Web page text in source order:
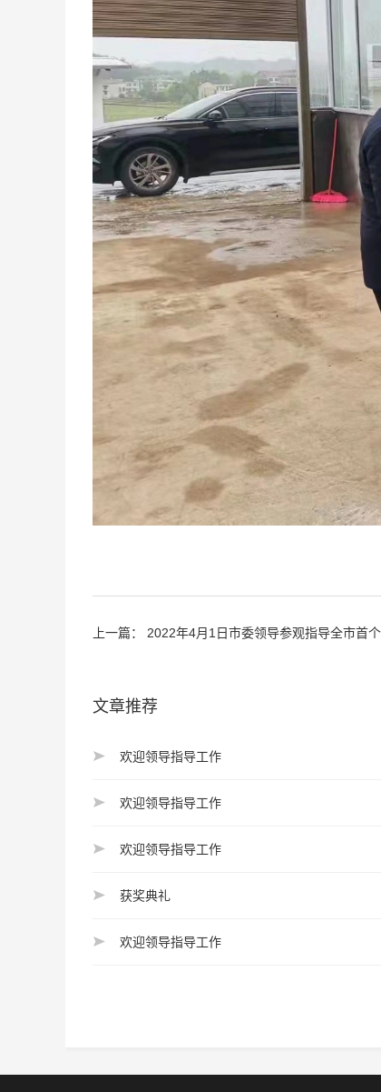
上一篇： 2022年4月1日市委领导参观指导全市首
文章推荐
欢迎领导指导工作
欢迎领导指导工作
欢迎领导指导工作
获奖典礼
欢迎领导指导工作